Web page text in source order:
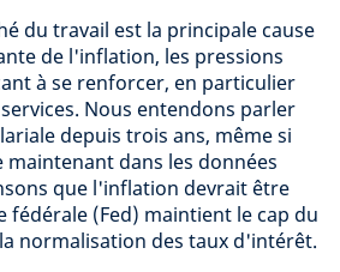
du travail est la principale cause
de l'inflation, les pressions
à se renforcer, en particulier
Nous entendons parler
depuis trois ans, même si
maintenant dans les données
que l'inflation devrait être
fédérale (Fed) maintient le cap du
normalisation des taux d'intérêt.